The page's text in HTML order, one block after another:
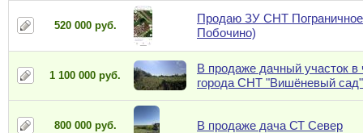
520 000 руб.
Продаю ЗУ СНТ
Побочино)
1 100 000 руб.
В продаже дачный участок в
города CHT "Вишёневый сад"
800 000 руб. В продаже дача СТ Север